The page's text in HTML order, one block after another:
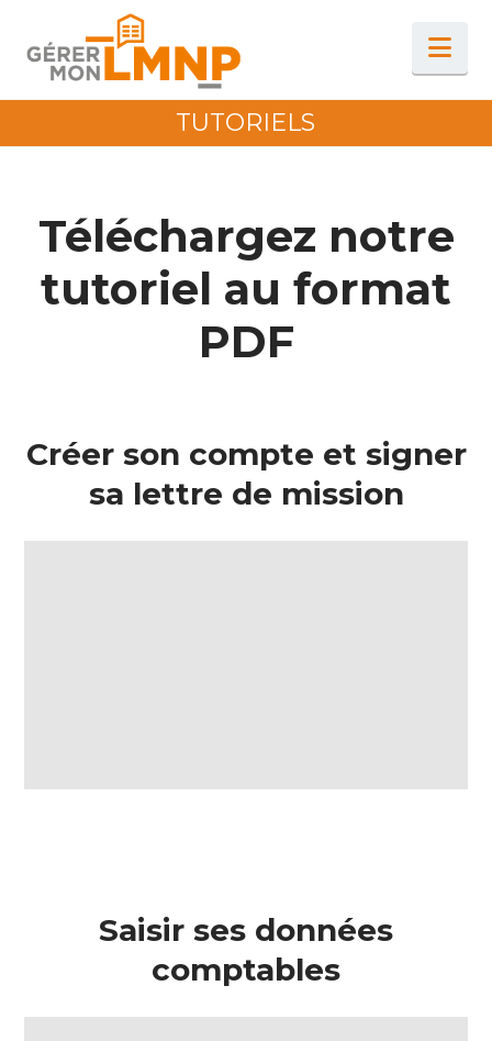
TUTORIELS
Téléchargez notre
tutoriel au format
PDF
Créer son compte et signer
sa lettre de mission
Saisir ses données
comptables